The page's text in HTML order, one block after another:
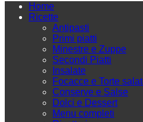
Home
Ricette
Antipasti
Primi piatti
Minestre e Zuppe
Secondi Piatti
Insalate
Focacce e Torte
Conserve e Salse
Dolci e Dessert
Menu completi